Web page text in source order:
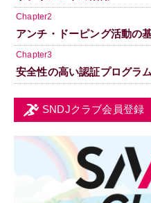
Chapter2
アンチ・ドーピング活動の
Chapter3
安全性の高い認証プログラ
SNDJクラブ会員登録